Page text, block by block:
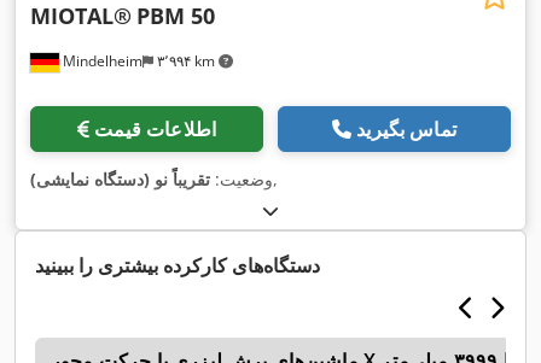
Mindelheim ۳٬۹۹۴ km
MIOTAL® PBM 50
اطلاعات قیمت تماس بگیرید
وضعیت: تقریباً نو (دستگاه نمایشی) ,
دستگاه‌های کارکرده بیشتری را ببینید